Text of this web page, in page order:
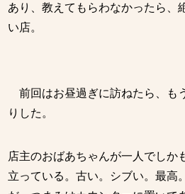
あり、教えてもらわなかったら、
い店。
前回はお昼過ぎに訪ねたら、も
りした。
店主のおばあちゃんが一人でしか
立っている。古い。シブい。最高